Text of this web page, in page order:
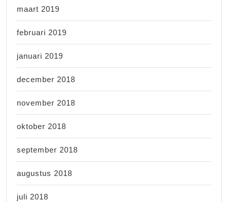
maart 2019
februari 2019
januari 2019
december 2018
november 2018
oktober 2018
september 2018
augustus 2018
juli 2018